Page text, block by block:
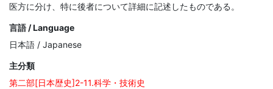
医方に分け、特に後者について詳細に記述したものである。
言語 / Language
日本語 / Japanese
主分類
第二部[日本歴史]2-11.科学・技術史